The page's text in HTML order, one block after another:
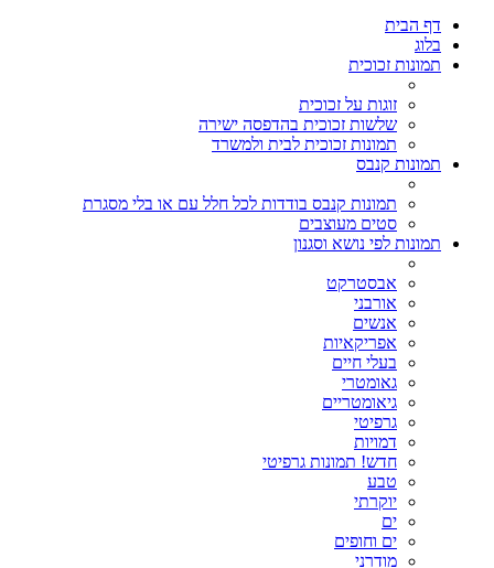
דף הבית
בלוג
תמונות זכוכית
זוגות על זכוכית
שלשות זכוכית בהדפסה ישירה
תמונות זכוכית לבית ולמשרד
תמונות קנבס
תמונות קנבס בודדות לכל חלל עם או בלי מסגרת
סטים מעוצבים
תמונות לפי נושא וסגנון
אבסטרקט
אורבני
אנשים
אפריקאיות
בעלי חיים
גאומטרי
גיאומטריים
גרפיטי
דמויות
חדש! תמונות גרפיטי
טבע
יוקרתי
ים
ים וחופים
מודרני